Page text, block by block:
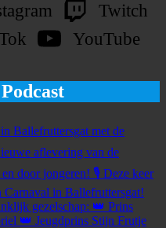
Twitch
YouTube